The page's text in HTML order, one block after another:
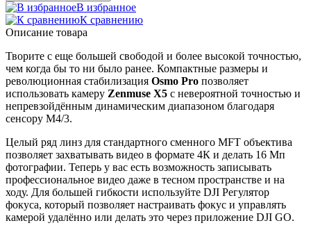
В избранное
К сравнению
Описание товара
Творите с еще большей свободой и более высокой точностью,
чем когда бы то ни было ранее. Компактные размеры и
революционная стабилизация Osmo Pro позволяет
использовать камеру Zenmuse X5 с невероятной точностью и
непревзойдённым динамическим диапазоном благодаря
сенсору M4/3.
Целый ряд линз для стандартного сменного MFT объектива
позволяет захватывать видео в формате 4К и делать 16 Мп
фотографии. Теперь у вас есть возможность записывать
профессиональное видео даже в тесном пространстве и на
ходу. Для большей гибкости используйте DJI Регулятор
фокуса, который позволяет настраивать фокус и управлять
камерой удалённо или делать это через приложение DJI GO.